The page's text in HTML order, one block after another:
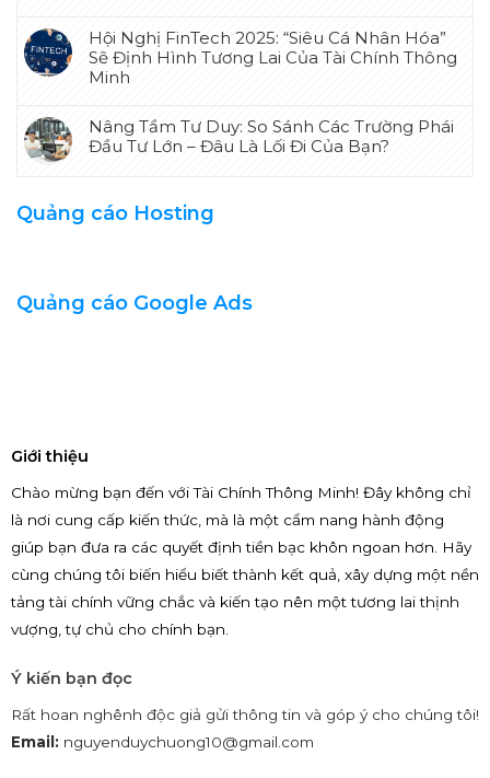
Hội Nghị FinTech 2025: “Siêu Cá Nhân Hóa”
Sẽ Định Hình Tương Lai Của Tài Chính Thông
Minh
Nâng Tầm Tư Duy: So Sánh Các Trường Phái
Đầu Tư Lớn – Đâu Là Lối Đi Của Bạn?
Quảng cáo Hosting
Quảng cáo Google Ads
Giới thiệu
Chào mừng bạn đến với Tài Chính Thông Minh! Đây không chỉ
là nơi cung cấp kiến thức, mà là một cẩm nang hành động
giúp bạn đưa ra các quyết định tiền bạc khôn ngoan hơn. Hãy
cùng chúng tôi biến hiểu biết thành kết quả, xây dựng một nền
tảng tài chính vững chắc và kiến tạo nên một tương lai thịnh
vượng, tự chủ cho chính bạn.
Ý kiến bạn đọc
Rất hoan nghênh độc giả gửi thông tin và góp ý cho chúng tôi!
Email: nguyenduychuong10@gmail.com